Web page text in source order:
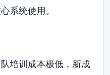
系统使用。
培训成本极低，新成